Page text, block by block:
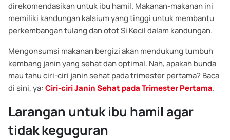
direkomendasikan untuk ibu hamil. Makanan-makanan ini
memiliki kandungan kalsium yang tinggi untuk membantu
perkembangan tulang dan otot Si Kecil dalam kandungan.
Mengonsumsi makanan bergizi akan mendukung tumbuh
kembang janin yang sehat dan optimal. Nah, apakah bunda
mau tahu ciri-ciri janin sehat pada trimester pertama? Baca
di sini, ya:Ciri-ciri Janin Sehat pada Trimester Pertama.
Larangan untuk ibu hamil agar
tidak keguguran